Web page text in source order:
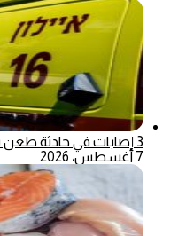
3 إصابات في حادثة طعن بالطيبة داخل أراضي الـ48
7 أغسطس، 2026